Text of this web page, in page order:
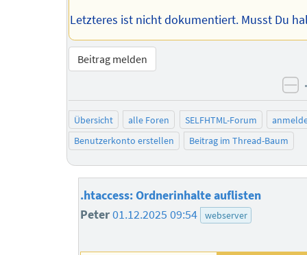
Letzteres ist nicht dokumentiert. Musst Du
Beitrag melden
Übersicht alle Foren SELFHTML-Forum
Benutzerkonto erstellen
Beitrag im Thread-Baum
.htaccess: Ordnerinhalte auflisten
Peter01.12.2025 09:54 webserver